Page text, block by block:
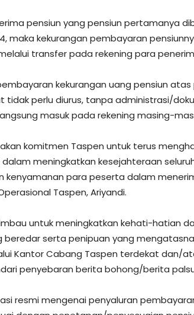
pensiun yang pensiun pertamanya
maka kekurangan pembayaran
transfer pada rekening para
kekurangan uang pensiun
tidak perlu diurus, tanpa administrasi/
masuk pada rekening masing-
komitmen Taspen untuk terus
meningkatkan kesejahteraan
kenyamanan para peserta dalam
Taspen, Ariyandi.
untuk meningkatkan kehati-hatian
beredar serta penipuan yang
Kantor Cabang Taspen terdekat dan/
penyebaran berita bohong/berita
resmi mengenai penyaluran